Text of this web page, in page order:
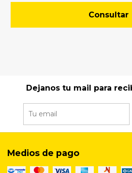
Consultar
Dejanos tu mail para
Medios de pago